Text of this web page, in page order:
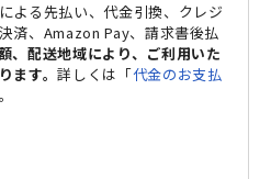
よる先払い、代金引換、クレジ
済、Amazon Pay、請求書後払
、配送地域により、ご利用いた
ます。詳しくは「代金のお支払